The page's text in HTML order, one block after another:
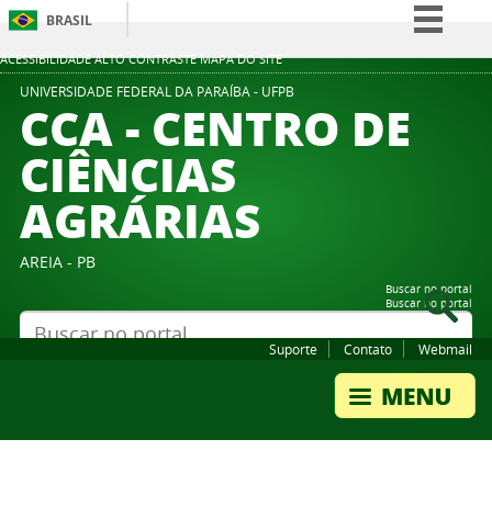
ACESSIBILIDADE ALTO CONTRASTE MAPA DO SITE
BRASIL
Simplifique!
Participe
UNIVERSIDADE FEDERAL DA PARAÍBA - UFPB
CCA - CENTRO DE
CIÊNCIAS
AGRÁRIAS
AREIA - PB
Buscar no portal
Buscar no portal
Suporte Contato Webmail